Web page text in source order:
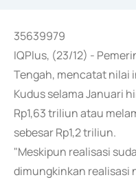
35639979
IQPlus, (23/12) -
Tengah, mencatat nilai
Kudus selama Januari
Rp1,63 triliun atau
sebesar Rp1,2 triliun.
"Meskipun realisasi
dimungkinkan realisasi